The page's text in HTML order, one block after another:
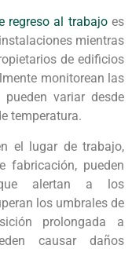
regreso al trabajoes
mientras
de edificios
monitorean las
variar desde
temperatura.
el lugar de trabajo,
fabricación, pueden
que alertan a los
los umbrales de
prolongada a
causar daños